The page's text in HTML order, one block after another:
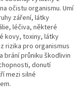
očistu organismu. Umí
záření, látky
léčiva, některé
kovy, toxiny, látky
rizika pro organismus
brání průniku škodlivin
donutí
mezi silné